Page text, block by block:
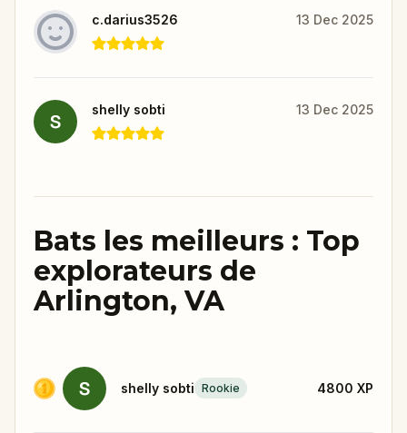
c.darius3526 13 Dec 2025
shelly sobti 13 Dec 2025
Bats les meilleurs : Top
explorateurs de
Arlington, VA
shelly sobti Rookie 4800 XP